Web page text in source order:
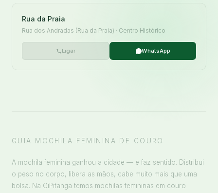
Rua da Praia
Rua dos Andradas (Rua da Praia) · Centro Histórico
Ligar WhatsApp
GUIA MOCHILA FEMININA DE COURO
A mochila feminina ganhou a cidade — e faz sentido. Distribui
o peso no corpo, libera as mãos, cabe muito mais que uma
bolsa. Na GiPitanga temos mochilas femininas em couro